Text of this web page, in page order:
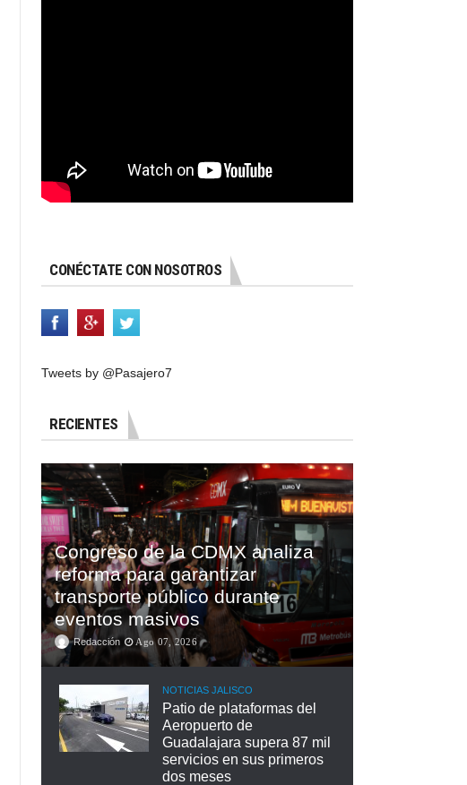
CONÉCTATE CON NOSOTROS
Tweets by @Pasajero7
RECIENTES
Congreso de la CDMX analiza
reforma para garantizar
transporte público durante
eventos masivos
Redacción Ago 07, 2026
NOTICIAS JALISCO
Patio de plataformas del
Aeropuerto de
Guadalajara supera 87 mil
servicios en sus primeros
dos meses